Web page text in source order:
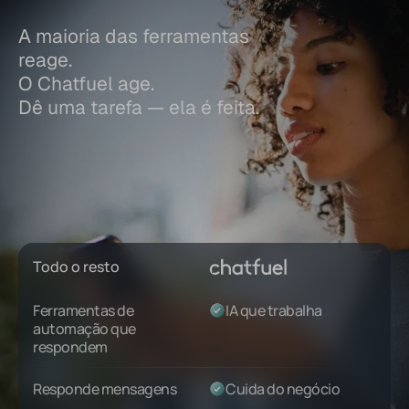
Todo o resto
Ferramentas de
automação que
respondem
IA que trabalha
Responde mensagens Cuida do negócio
A maioria das ferramentas
reage.
O Chatfuel age.
Dê uma tarefa — ela é feita.